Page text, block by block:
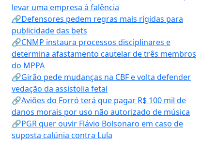
levar uma empresa à falência
🔗Defensores pedem regras mais rígidas para
publicidade das bets
🔗CNMP instaura processos disciplinares e
determina afastamento cautelar de três membros
do MPPA
🔗Girão pede mudanças na CBF e volta defender
vedação da assistolia fetal
🔗Aviões do Forró terá que pagar R$ 100 mil de
danos morais por uso não autorizado de música
🔗PGR quer ouvir Flávio Bolsonaro em caso de
suposta calúnia contra Lula